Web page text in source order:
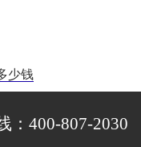
少钱
：400-807-2030